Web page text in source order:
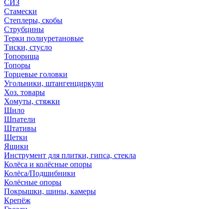
СИЗ
Стамески
Степлеры, скобы
Струбцины
Терки полиуретановые
Тиски, стусло
Топорища
Топоры
Торцевые головки
Угольники, штангенциркули
Хоз. товары
Хомуты, стяжки
Шило
Шпатели
Штативы
Щетки
Ящики
Инструмент для плитки, гипса, стекла
Колёса и колёсные опоры
Колёса/Подшибники
Колёсные опоры
Покрышки, шины, камеры
Крепёж